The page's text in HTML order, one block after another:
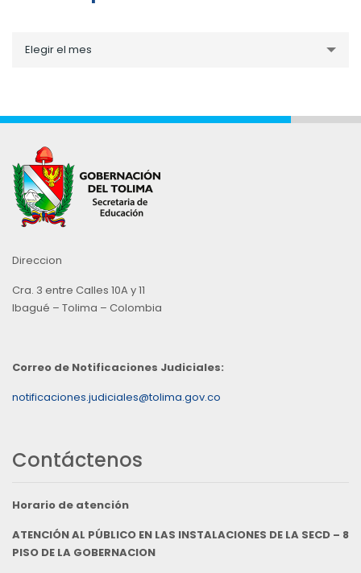
porElegir el mes
Direccion
Cra. 3 entre Calles 10A y 11
Ibagué – Tolima – Colombia
Correo de Notificaciones Judiciales:
notificaciones.judiciales@tolima.gov.co
Contáctenos
Horario de atención
ATENCIÓN AL PÚBLICO EN LAS INSTALACIONES DE LA SECD – 8
PISO DE LA GOBERNACION